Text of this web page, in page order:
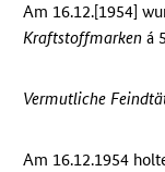
Am 16.12.[1954]
Kraftstoffmarken á
Vermutliche
Am 16.12.1954